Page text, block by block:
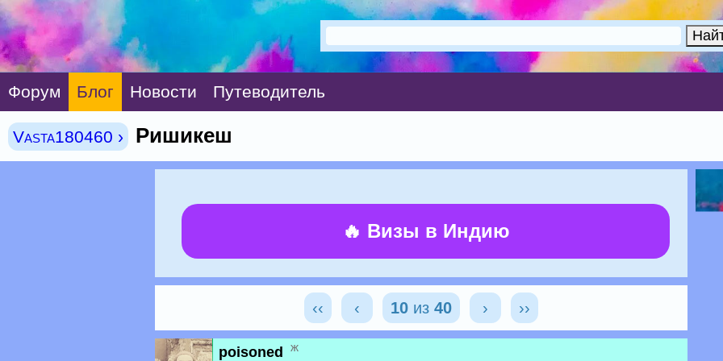
Форум Блог Новости Путеводитель
Vasta180460 › Ришикеш
🔥 Визы в Индию
‹‹ ‹ 10 из 40 › ››
poisoned ж